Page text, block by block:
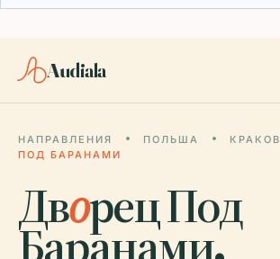
Audiala
НАПРАВЛЕНИЯ ПОЛЬША КРАКОВ
ПОД БАРАНАМИ
Дворец Под
Баранами.